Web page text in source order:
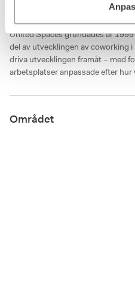
United Spaces grundades år
del av utvecklingen av coworking
driva utvecklingen framåt – med
arbetsplatser anpassade efter hur
Området